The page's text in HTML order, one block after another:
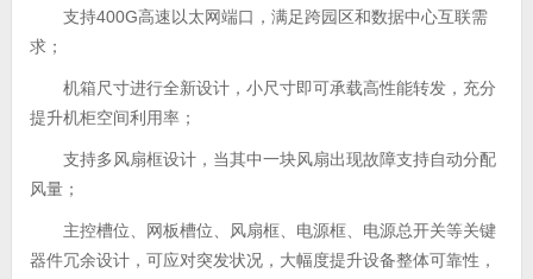
支持400G高速以太网端口，满足跨园区和数据中心互联需
求；
机箱尺寸进行全新设计，小尺寸即可承载高性能转发，充分
提升机柜空间利用率；
支持多风扇框设计，当其中一块风扇出现故障支持自动分配
风量；
主控槽位、网板槽位、风扇框、电源框、电源总开关等关键
器件冗余设计，可应对突发状况，大幅度提升设备整体可靠性，